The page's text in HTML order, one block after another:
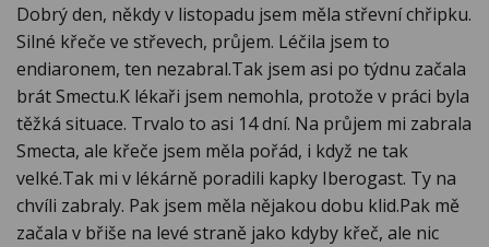
Dobrý den, někdy v listopadu jsem měla střevní chřipku.
Silné křeče ve střevech, průjem. Léčila jsem to
endiaronem, ten nezabral.Tak jsem asi po týdnu začala
brát Smectu.K lékaři jsem nemohla, protože v práci byla
těžká situace. Trvalo to asi 14 dní. Na průjem mi zabrala
Smecta, ale křeče jsem měla pořád, i když ne tak
velké.Tak mi v lékárně poradili kapky Iberogast. Ty na
chvíli zabraly. Pak jsem měla nějakou dobu klid.Pak mě
začala v břiše na levé straně jako kdyby křeč, ale nic